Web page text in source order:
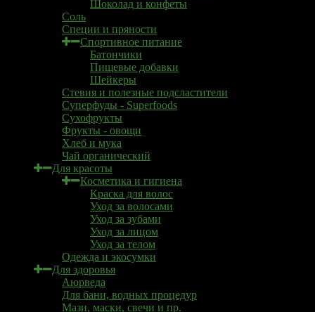
Шоколад и конфеты
Соль
Специи и пряности
Спортивное питание
Батончики
Пищевые добавки
Шейкеры
Стевия и полезные подсластители
Суперфуды - Superfoods
Сухофрукты
Фрукты - овощи
Хлеб и мука
Чай органический
Для красоты
Косметика и гигиена
Краска для волос
Уход за волосами
Уход за зубами
Уход за лицом
Уход за телом
Одежда и экосумки
Для здоровья
Аюрведа
Для бани, водных процедур
Мази, маски, свечи и пр.